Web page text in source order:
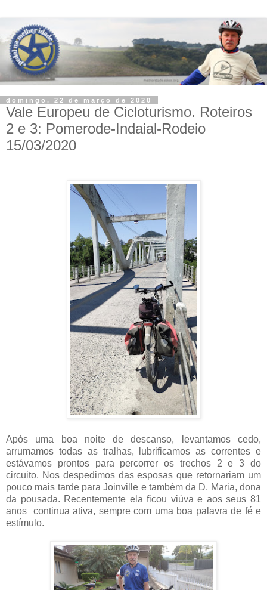
domingo, 22 de março de 2020
Vale Europeu de Cicloturismo. Roteiros
2 e 3: Pomerode-Indaial-Rodeio
15/03/2020
Após uma boa noite de descanso, levantamos cedo,
arrumamos todas as tralhas, lubrificamos as correntes e
estávamos prontos para percorrer os trechos 2 e 3 do
circuito. Nos despedimos das esposas que retornariam um
pouco mais tarde para Joinville e também da D. Maria, dona
da pousada. Recentemente ela ficou viúva e aos seus 81
anos continua ativa, sempre com uma boa palavra de fé e
estímulo.